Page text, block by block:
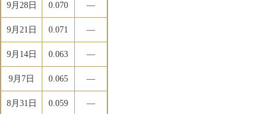
9月28日 0.070 ―
9月21日 0.071 ―
9月14日 0.063 ―
9月7日 0.065 ―
8月31日 0.059 ―